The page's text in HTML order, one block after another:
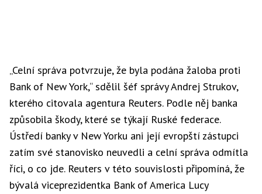
„Celní správa potvrzuje, že byla podána žaloba proti
Bank of New York,“ sdělil šéf správy Andrej Strukov,
kterého citovala agentura Reuters. Podle něj banka
způsobila škody, které se týkají Ruské federace.
Ústředí banky v New Yorku ani její evropští zástupci
zatím své stanovisko neuvedli a celní správa odmítla
říci, o co jde. Reuters v této souvislosti připomíná, že
bývalá viceprezidentka Bank of America Lucy